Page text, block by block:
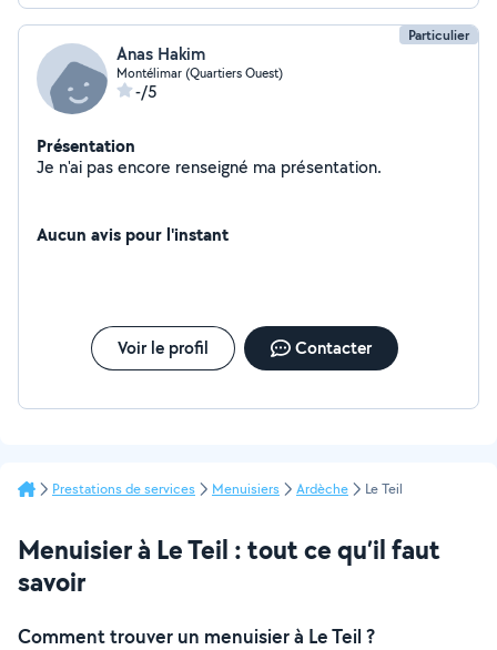
Particulier
Anas Hakim
Montélimar (Quartiers Ouest)
-/5
Présentation
Je n'ai pas encore renseigné ma présentation.
Aucun avis pour l'instant
Voir le profil Contacter
Prestations de services Menuisiers Ardèche Le Teil
Menuisier à Le Teil : tout ce qu’il faut
savoir
Comment trouver un menuisier à Le Teil ?